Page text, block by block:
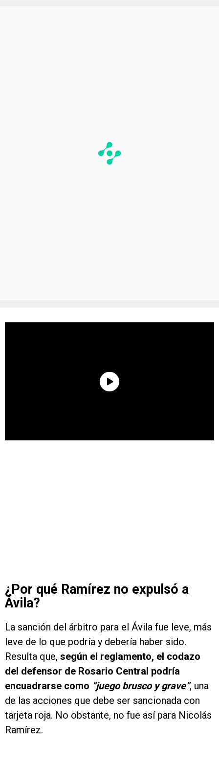
¿Por qué Ramírez no expulsó a
Ávila?
La sanción del árbitro para el Ávila fue leve, más
leve de lo que podría y debería haber sido.
Resulta que, según el reglamento, el codazo
del defensor de Rosario Central podría
encuadrarse como “juego brusco y grave”, una
de las acciones que debe ser sancionada con
tarjeta roja. No obstante, no fue así para Nicolás
Ramírez.